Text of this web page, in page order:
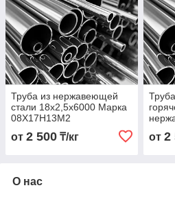
Труба из нержавеющей
стали 18х2,5х6000 Марка
08Х17Н13М2
от 2 500 ₸/кг от 2
О нас